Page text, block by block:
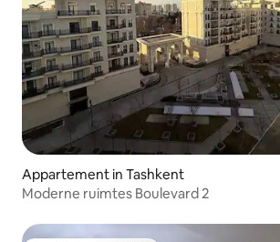
Appartement in Tashkent
Moderne ruimtes Boulevard 2